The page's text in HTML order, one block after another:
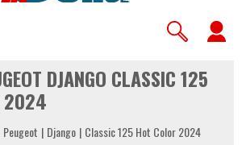
DJANGO CLASSIC 125
2024
Peugeot Django Classic 125 Hot Color 2024